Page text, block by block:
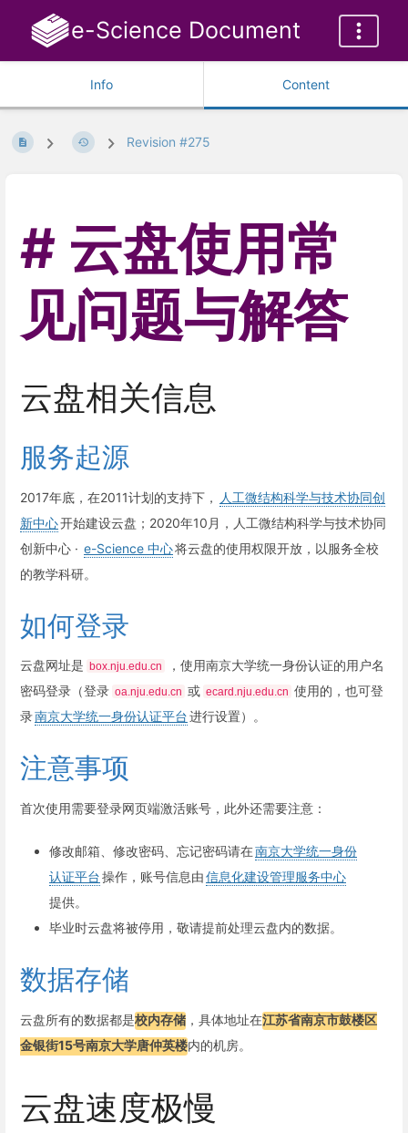
e-Science Document
Info Content
Revision #275
云盘使用常
见问题与解答
云盘相关信息
服务起源
2017年底，在2011计划的支持下，
人工微结构科学与技术协同创
新中心开始建设云盘；2020年10月，人工微结构科学与技术协同
创新中心 · e-Science 中心将云盘的使用权限开放，以服务全校
的教学科研。
如何登录
云盘网址是 box.nju.edu.cn
，使用南京大学统一身份认证的用户名
密码登录（登录 oa.nju.edu.cn 或 ecard.nju.edu.cn 使用的，也可登
录南京大学统一身份认证平台进行设置）。
注意事项
首次使用需要登录网页端激活账号，此外还需要注意：
修改邮箱、修改密码、忘记密码请在南京大学统一身份
认证平台操作，账号信息由信息化建设管理服务中心
提供。
毕业时云盘将被停用，敬请提前处理云盘内的数据。
数据存储
云盘所有的数据都是校内存储 ，具体地址在江苏省南京市鼓楼区
金银街15号南京大学唐仲英楼内的机房。
云盘速度极慢